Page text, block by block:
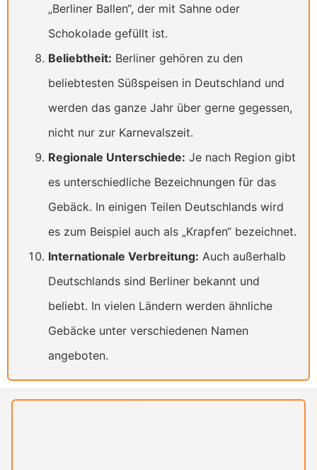
„Berliner Ballen“, der mit Sahne oder
Schokolade gefüllt ist.
Beliebtheit: Berliner gehören zu den
beliebtesten Süßspeisen in Deutschland und
werden das ganze Jahr über gerne gegessen,
nicht nur zur Karnevalszeit.
Regionale Unterschiede: Je nach Region gibt
es unterschiedliche Bezeichnungen für das
Gebäck. In einigen Teilen Deutschlands wird
es zum Beispiel auch als „Krapfen“ bezeichnet.
Internationale Verbreitung: Auch außerhalb
Deutschlands sind Berliner bekannt und
beliebt. In vielen Ländern werden ähnliche
Gebäcke unter verschiedenen Namen
angeboten.